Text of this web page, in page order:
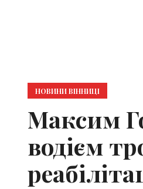
НОВИНИ ВІННИЦІ
Максим
водієм